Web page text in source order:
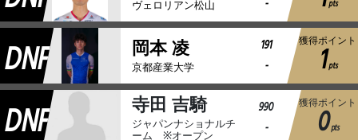
ヴェロリアン松山 pts
DNF 岡本 凌
京都産業大学
191
-
獲得ポイント
1pts
DNF 寺田 吉騎
ジャパンナショナルチ
ーム ※オープン
990
-
獲得ポイント
0 pts